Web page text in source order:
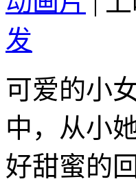
发
可爱的小
中，从小
好甜蜜的